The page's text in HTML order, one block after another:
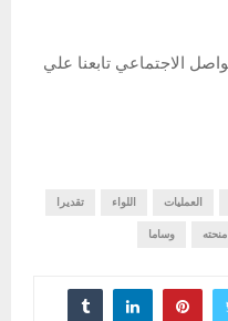
الاجتماعي تابعنا علي
العمليات اللواء تقديرا
منحته وساما